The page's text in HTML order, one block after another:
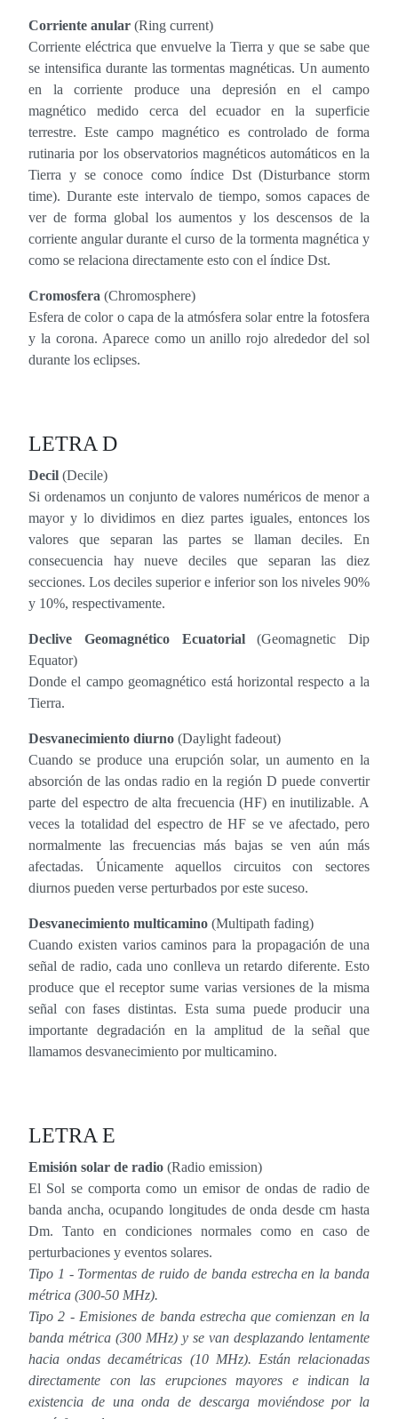
Corriente anular (Ring current)
Corriente eléctrica que envuelve la Tierra y que se sabe que
se intensifica durante las tormentas magnéticas. Un aumento
en la corriente produce una depresión en el campo
magnético medido cerca del ecuador en la superficie
terrestre. Este campo magnético es controlado de forma
rutinaria por los observatorios magnéticos automáticos en la
Tierra y se conoce como índice Dst (Disturbance storm
time). Durante este intervalo de tiempo, somos capaces de
ver de forma global los aumentos y los descensos de la
corriente angular durante el curso de la tormenta magnética y
como se relaciona directamente esto con el índice Dst.
Cromosfera (Chromosphere)
Esfera de color o capa de la atmósfera solar entre la fotosfera
y la corona. Aparece como un anillo rojo alrededor del sol
durante los eclipses.
LETRA D
Decil (Decile)
Si ordenamos un conjunto de valores numéricos de menor a
mayor y lo dividimos en diez partes iguales, entonces los
valores que separan las partes se llaman deciles. En
consecuencia hay nueve deciles que separan las diez
secciones. Los deciles superior e inferior son los niveles 90%
y 10%, respectivamente.
Declive Geomagnético Ecuatorial(Geomagnetic Dip
Equator)
Donde el campo geomagnético está horizontal respecto a la
Tierra.
Desvanecimiento diurno (Daylight fadeout)
Cuando se produce una erupción solar, un aumento en la
absorción de las ondas radio en la región D puede convertir
parte del espectro de alta frecuencia (HF) en inutilizable. A
veces la totalidad del espectro de HF se ve afectado, pero
normalmente las frecuencias más bajas se ven aún más
afectadas. Únicamente aquellos circuitos con sectores
diurnos pueden verse perturbados por este suceso.
Desvanecimiento multicamino (Multipath fading)
Cuando existen varios caminos para la propagación de una
señal de radio, cada uno conlleva un retardo diferente. Esto
produce que el receptor sume varias versiones de la misma
señal con fases distintas. Esta suma puede producir una
importante degradación en la amplitud de la señal que
llamamos desvanecimiento por multicamino.
LETRA E
Emisión solar de radio (Radio emission)
El Sol se comporta como un emisor de ondas de radio de
banda ancha, ocupando longitudes de onda desde cm hasta
Dm. Tanto en condiciones normales como en caso de
perturbaciones y eventos solares.
Tipo 1 - Tormentas de ruido de banda estrecha en la banda
métrica (300-50 MHz).
Tipo 2 - Emisiones de banda estrecha que comienzan en la
banda métrica (300 MHz) y se van desplazando lentamente
hacia ondas decamétricas (10 MHz). Están relacionadas
directamente con las erupciones mayores e indican la
existencia de una onda de descarga moviéndose por la